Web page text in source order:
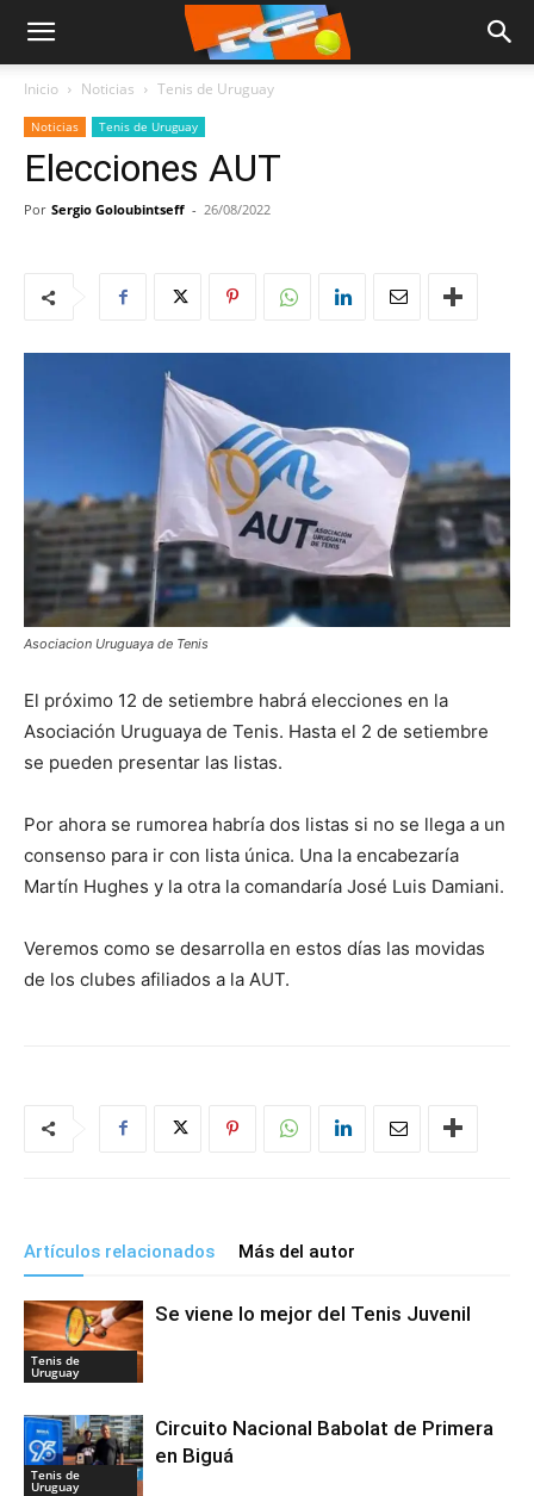
Inicio Noticias Tenis de Uruguay
Noticias Tenis de Uruguay
Elecciones AUT
Por Sergio Goloubintseff - 26/08/2022
Asociacion Uruguaya de Tenis
El próximo 12 de setiembre habrá elecciones en la
Asociación Uruguaya de Tenis. Hasta el 2 de setiembre
se pueden presentar las listas.
Por ahora se rumorea habría dos listas si no se llega a un
consenso para ir con lista única. Una la encabezaría
Martín Hughes y la otra la comandaría José Luis Damiani.
Veremos como se desarrolla en estos días las movidas
de los clubes afiliados a la AUT.
Artículos relacionados Más del autor
Tenis de
Uruguay
Se viene lo mejor del Tenis Juvenil
Tenis de
Uruguay
Circuito Nacional Babolat de Primera
en Biguá